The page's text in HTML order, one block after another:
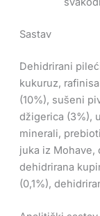
Sastav
Dehidrirani
kukuruz,
(10%), sušeni
džigerica (3%),
minerali,
juka iz Mohave,
dehidrirana
(0,1%),